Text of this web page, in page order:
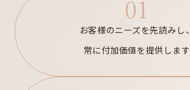
01
お客様のニーズを先読みし、
常に付加価値を提供します